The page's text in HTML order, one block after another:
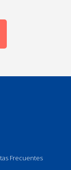
Frecuentes